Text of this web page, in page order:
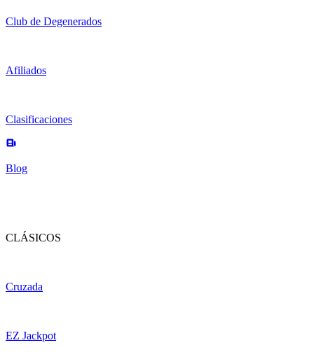
Club de Degenerados
Afiliados
Clasificaciones
Blog
CLÁSICOS
Cruzada
EZ Jackpot